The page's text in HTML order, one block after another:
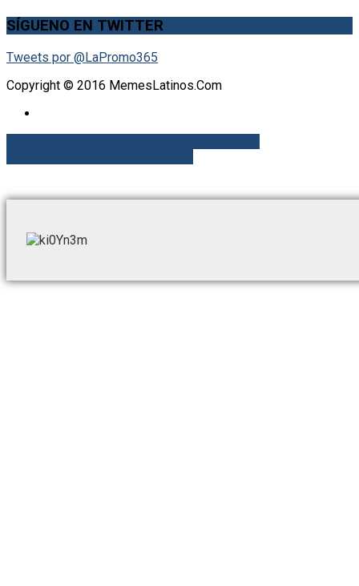
SÍGUENO EN TWITTER
Tweets por @LaPromo365
Copyright © 2016 MemesLatinos.Com